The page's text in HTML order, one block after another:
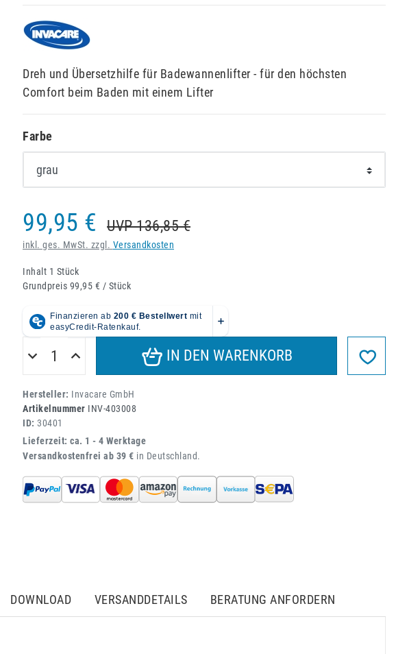
Dreh und Übersetzhilfe für Badewannenlifter - für den höchsten
Comfort beim Baden mit einem Lifter
Farbe
99,95 € UVP 136,85 €
inkl. ges. MwSt. zzgl. Versandkosten
Inhalt 1 Stück
Grundpreis 99,95 € / Stück
IN DEN WARENKORB
Hersteller: Invacare GmbH
Artikelnummer INV-403008
ID: 30401
Lieferzeit: ca. 1 - 4 Werktage
Versandkostenfrei ab 39 € in Deutschland.
DOWNLOAD VERSANDDETAILS BERATUNG ANFORDERN